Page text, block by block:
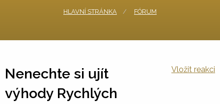
HLAVNÍ STRÁNKA FÓRUM
Nenechte si ujít
výhody Rychlých
Vložit reakci